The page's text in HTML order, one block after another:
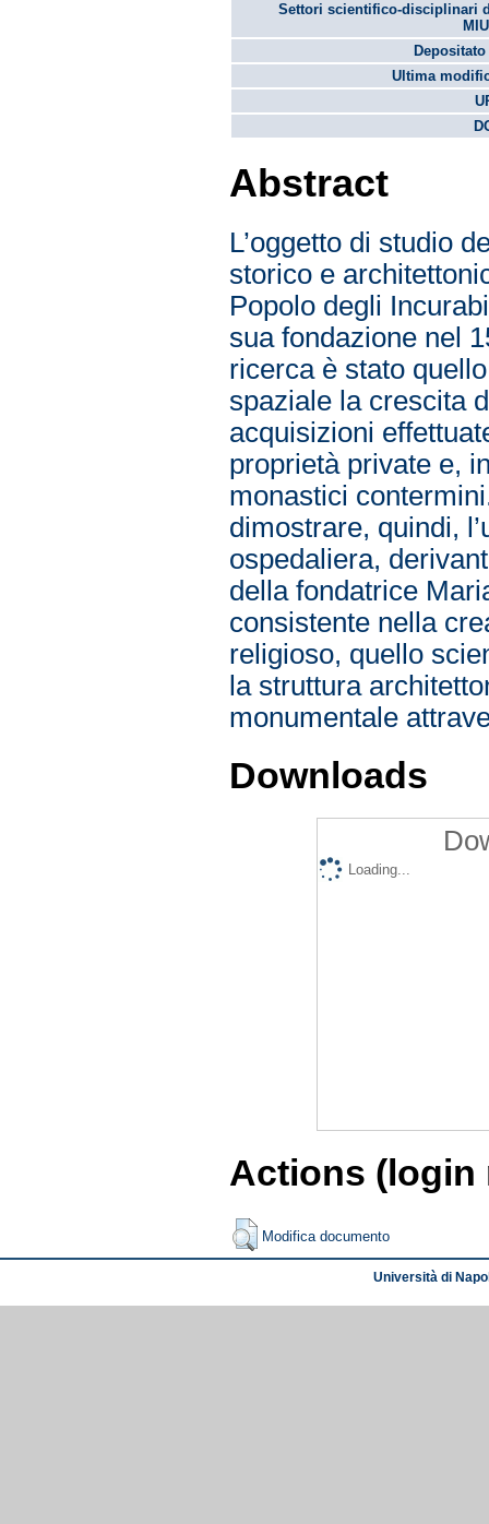
Settori scientifico-disciplinari
Ultima
Abstract
L’oggetto di studio
storico e
Popolo degli
sua fondazione nel
ricerca è stato
spaziale la crescita
acquisizioni
proprietà private e,
monastici
dimostrare, quindi,
ospedaliera,
della fondatrice
consistente nella
religioso, quello
la struttura
monumentale
Downloads
Loading...
Actions (login
Modifica documento
Università di